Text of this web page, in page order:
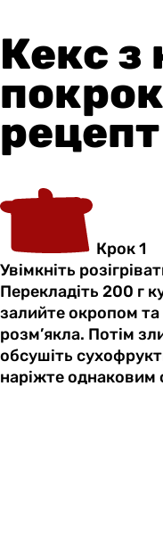
Кекс з
рецепт
Крок 1
Увімкніть
Перекладіть 200 г
залийте окропом
розм’якла. Потім
обсушіть
наріжте однаковим